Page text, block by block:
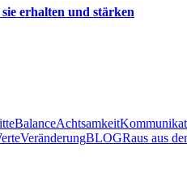
erhalten und stärken
BalanceAchtsamkeit
VeränderungBLOGRaus aus